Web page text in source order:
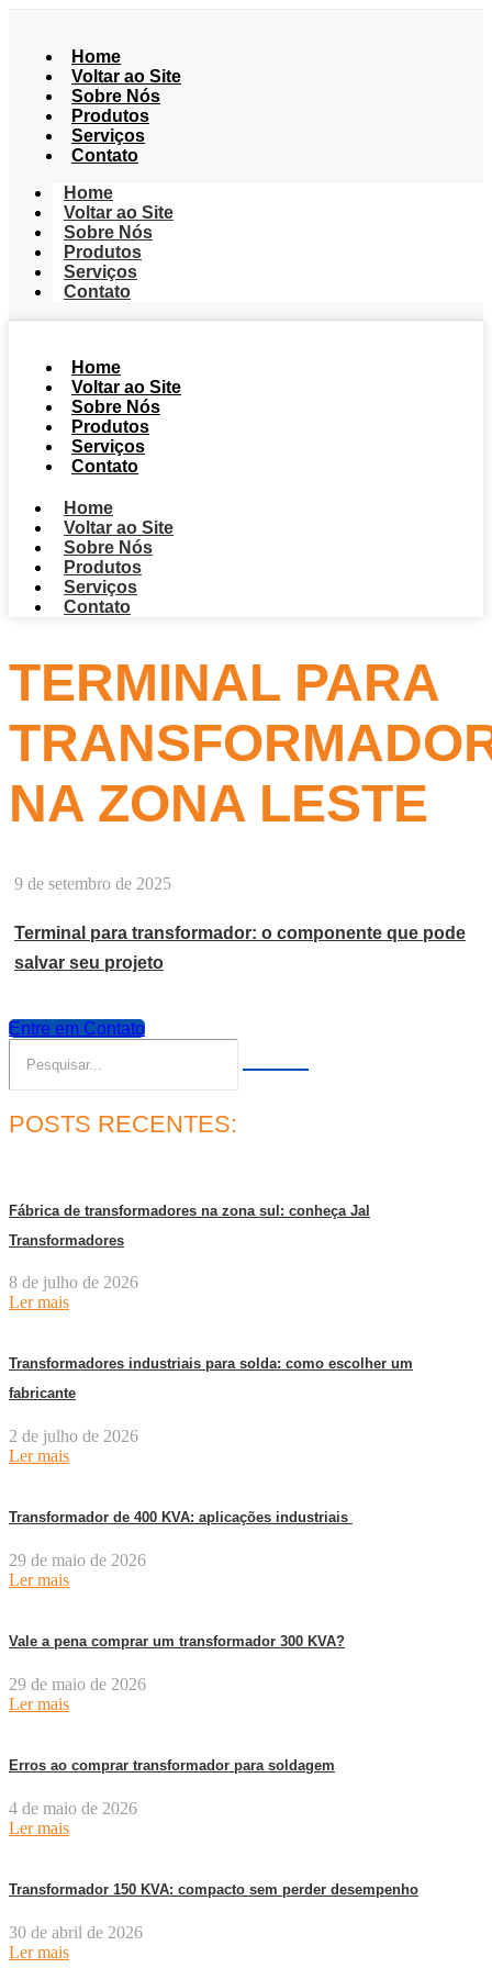
Home
Voltar ao Site
Sobre Nós
Produtos
Serviços
Contato
Home
Voltar ao Site
Sobre Nós
Produtos
Serviços
Contato
Home
Voltar ao Site
Sobre Nós
Produtos
Serviços
Contato
Home
Voltar ao Site
Sobre Nós
Produtos
Serviços
Contato
TERMINAL PARA
NA ZONA LESTE
9 de setembro de 2025
Terminal para transformador: o componente que pode
salvar seu projeto
Entre em Contato
POSTS RECENTES:
Fábrica de transformadores na zona sul: conheça Jal
Transformadores
8 de julho de 2026
Ler mais
Transformadores industriais para solda: como escolher um
fabricante
2 de julho de 2026
Ler mais
Transformador de 400 KVA: aplicações industriais
29 de maio de 2026
Ler mais
Vale a pena comprar um transformador 300 KVA?
29 de maio de 2026
Ler mais
Erros ao comprar transformador para soldagem
4 de maio de 2026
Ler mais
Transformador 150 KVA: compacto sem perder desempenho
30 de abril de 2026
Ler mais